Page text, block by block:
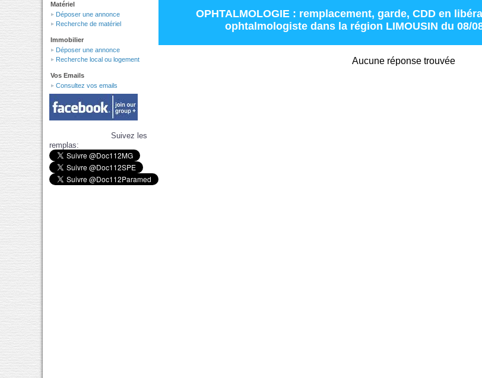
Matériel
Déposer une annonce
Recherche de matériel
Immobilier
Déposer une annonce
Recherche local ou logement
Vos Emails
Consultez vos emails
Suivez les
remplas:
OPHTALMOLOGIE : remplacement, garde, CDDen
ophtalmologistedans la région LIMOUSIN du 08/
Aucune réponse trouvée